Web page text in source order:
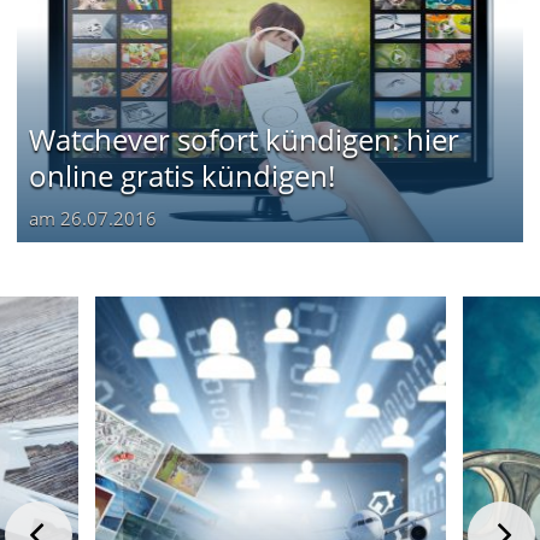
Watchever sofort kündigen: hier
online gratis kündigen!
am 26.07.2016